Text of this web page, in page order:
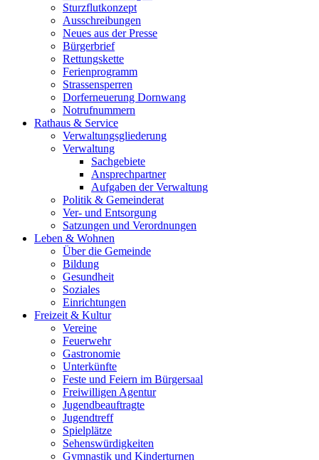
Sturzflutkonzept
Ausschreibungen
Neues aus der Presse
Bürgerbrief
Rettungskette
Ferienprogramm
Strassensperren
Dorferneuerung Dornwang
Notrufnummern
Rathaus & Service
Verwaltungsgliederung
Verwaltung
Sachgebiete
Ansprechpartner
Aufgaben der Verwaltung
Politik & Gemeinderat
Ver- und Entsorgung
Satzungen und Verordnungen
Leben & Wohnen
Über die Gemeinde
Bildung
Gesundheit
Soziales
Einrichtungen
Freizeit & Kultur
Vereine
Feuerwehr
Gastronomie
Unterkünfte
Feste und Feiern im Bürgersaal
Freiwilligen Agentur
Jugendbeauftragte
Jugendtreff
Spielplätze
Sehenswürdigkeiten
Gymnastik und Kinderturnen